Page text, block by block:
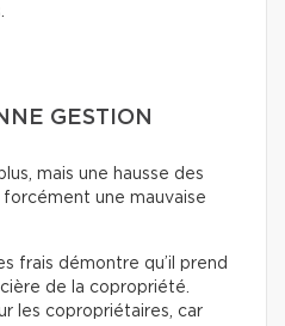
GESTION
mais une hausse des
forcément une mauvaise
frais démontre qu’il prend
de la copropriété.
les copropriétaires, car